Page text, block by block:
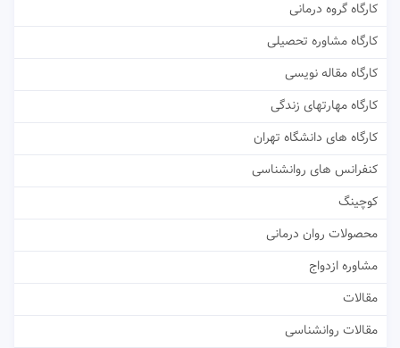
کارگاه گروه درمانی
کارگاه مشاوره تحصیلی
کارگاه مقاله نویسی
کارگاه مهارتهای زندگی
کارگاه های دانشگاه تهران
کنفرانس های روانشناسی
کوچینگ
محصولات روان درمانی
مشاوره ازدواج
مقالات
مقالات روانشناسی